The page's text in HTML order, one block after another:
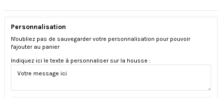
Personnalisation
N'oubliez pas de sauvegarder votre personnalisation pour pouvoir
l'ajouter au panier
Indiquez ici le texte à personnaliser sur la housse :